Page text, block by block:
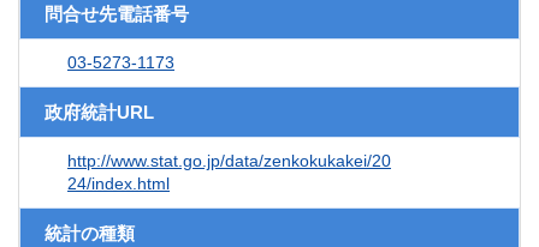
問合せ先電話番号
03-5273-1173
政府統計URL
http://www.stat.go.jp/data/zenkokukakei/20
24/index.html
統計の種類